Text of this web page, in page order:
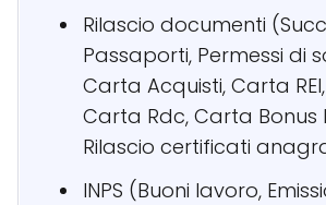
Rilascio documenti
Passaporti, Permessi di
Carta Acquisti, Carta
Carta Rdc, Carta Bonus
Rilascio certificati
INPS (Buoni lavoro,